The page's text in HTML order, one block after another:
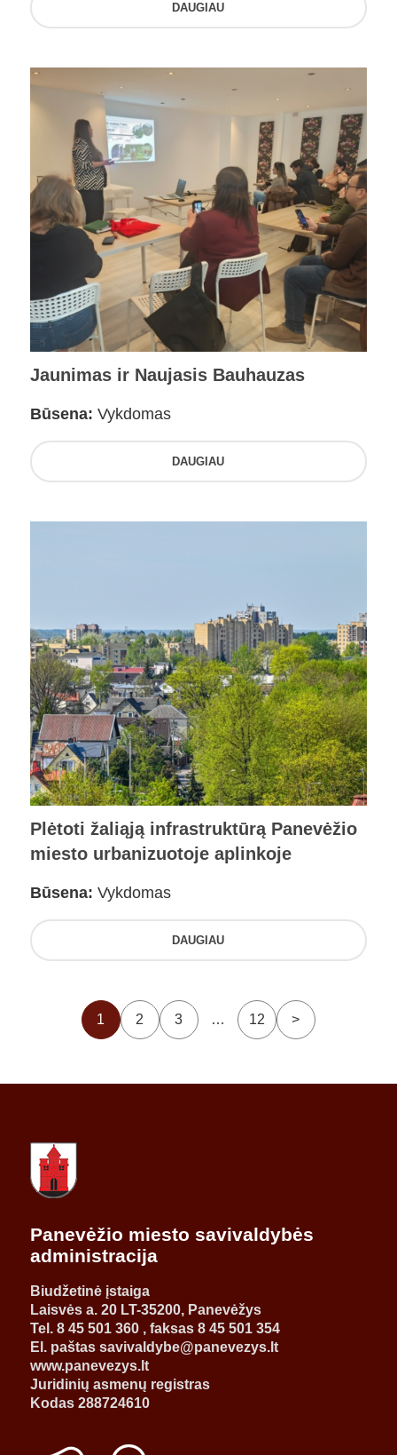
DAUGIAU
Jaunimas ir Naujasis Bauhauzas
Būsena: Vykdomas
DAUGIAU
Plėtoti žaliąją infrastruktūrą Panevėžio
miesto urbanizuotoje aplinkoje
Būsena: Vykdomas
DAUGIAU
1 2 3 … 12 >
Panevėžio miesto savivaldybės
administracija
Biudžetinė įstaiga
Laisvės a. 20 LT-35200, Panevėžys
Tel. 8 45 501 360 , faksas 8 45 501 354
El. paštas savivaldybe@panevezys.lt
www.panevezys.lt
Juridinių asmenų registras
Kodas 288724610